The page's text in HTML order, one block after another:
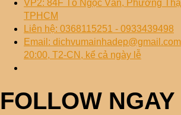
VP2: 84F Tô Ngọc Vân, Phường
TPHCM
Liên hệ: 0368115251 - 0933439498
Email:
20:00, T2-CN, kể cả ngày lễ
FOLLOW NGAY